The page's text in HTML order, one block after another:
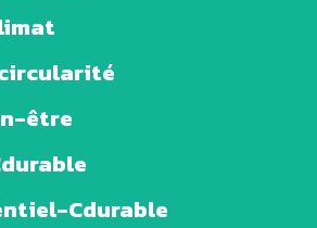
être
Cdurable